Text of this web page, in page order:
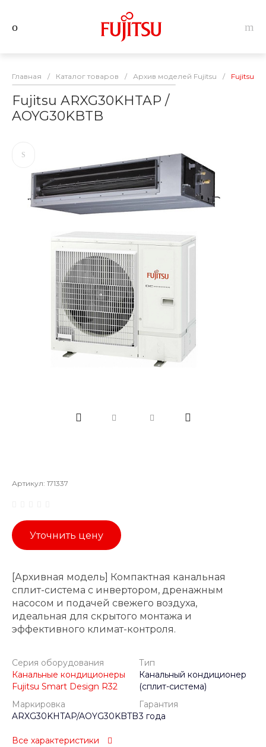
Главная / Каталог товаров / Архив моделей Fujitsu / Fujitsu
Fujitsu ARXG30KHTAP /
AOYG30KBTB
Артикул: 171337
Уточнить цену
[Архивная модель] Компактная канальная
сплит-система с инвертором, дренажным
насосом и подачей свежего воздуха,
идеальная для скрытого монтажа и
эффективного климат-контроля.
Серия оборудования
Канальные кондиционеры
Fujitsu Smart Design R32
Тип
Канальный кондиционер
(сплит-система)
Маркировка
ARXG30KHTAP/AOYG30KBTB
Гарантия
3 года
Все характеристики